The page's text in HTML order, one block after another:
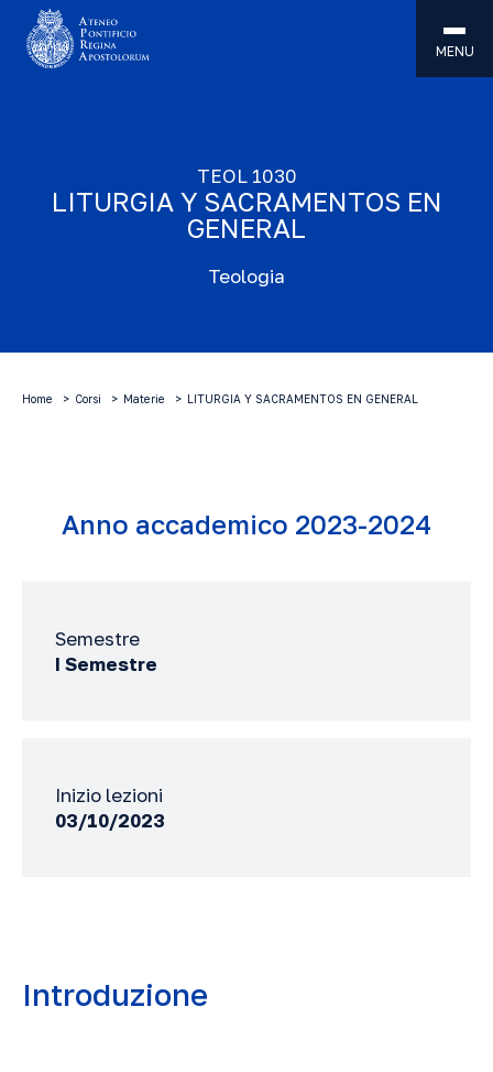
MENU
TEOL 1030
LITURGIA Y SACRAMENTOS EN
GENERAL
Teologia
Home Corsi Materie LITURGIA Y SACRAMENTOS EN GENERAL
Anno accademico 2023-2024
Semestre
I Semestre
Inizio lezioni
03/10/2023
Introduzione